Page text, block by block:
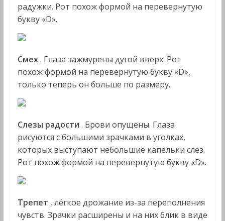
радужки. Рот похож формой на перевернутую
букву «D».
Смех. Глаза зажмурены дугой вверх. Рот
похож формой на перевернутую букву «D»,
только теперь он больше по размеру.
Слезы радости . Брови опущены. Глаза
рисуются с большими зрачками в уголках,
которых выступают небольшие капельки слез.
Рот похож формой на перевернутую букву «D».
Трепет , лёгкое дрожание из-за переполнения
чувств. Зрачки расширены и на них блик в виде